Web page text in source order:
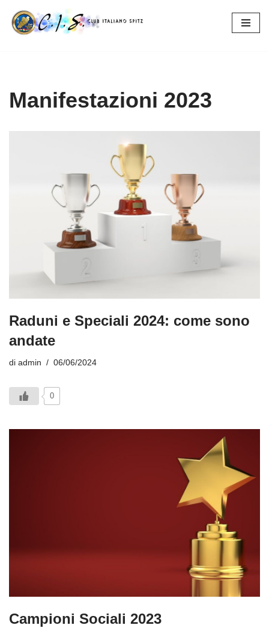
Vai
Manifestazioni 2023
Raduni e Speciali 2024: come sono
andate
di admin 06/06/2024
0
Campioni Sociali 2023